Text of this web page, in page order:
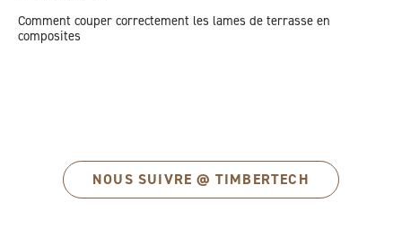
Comment couper correctement les lames de terrasse en
composites
NOUS SUIVRE @ TIMBERTECH